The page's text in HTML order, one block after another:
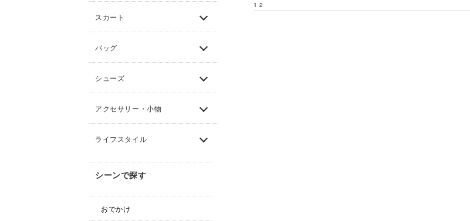
スカート
バッグ
シューズ
アクセサリー・小物
ライフスタイル
シーンで探す
おでかけ
1 2